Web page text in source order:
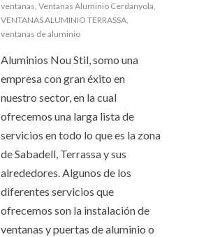
ventanas, Ventanas Aluminio Cerdanyola,
VENTANAS ALUMINIO TERRASSA,
ventanas de aluminio
Aluminios Nou Stil, somo una
empresa con gran éxito en
nuestro sector, en la cual
ofrecemos una larga lista de
servicios en todo lo que es la zona
de Sabadell, Terrassa y sus
alrededores. Algunos de los
diferentes servicios que
ofrecemos son la instalación de
ventanas y puertas de aluminio o